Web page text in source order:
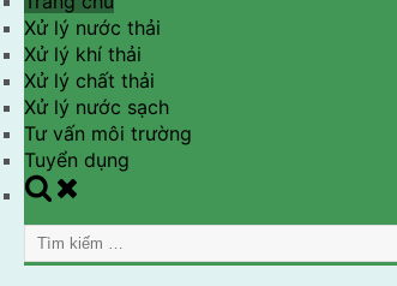
Xử lý nước thải
Xử lý khí thải
Xử lý chất thải
Xử lý nước sạch
Tư vấn môi trường
Tuyển dụng
Toggle
form
Tìm
kiếm
cho: